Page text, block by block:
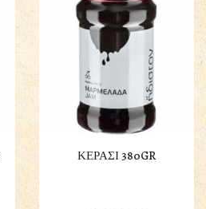
ΚΕΡΑΣΙ 380GR